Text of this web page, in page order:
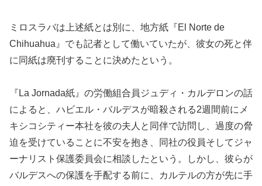
ミロスラバは上述紙とは別に、地方紙『El Norte de
Chihuahua』でも記者として働いていたが、彼女の死と伴
に同紙は廃刊することに決めたという。
『La Jornada紙』の労働組合員ジュディ・カルデロンの話
によると、ハビエル・バルデスが暗殺される2週間前にメ
キシコシティー本社を彼の夫人と同伴で訪問し、過度の脅
迫を受けていることに不安を抱き、同社の役員そしてジャ
ーナリスト保護委員会に相談したという。しかし、彼らが
バルデスへの保護を手配する前に、カルテルの方が先に手